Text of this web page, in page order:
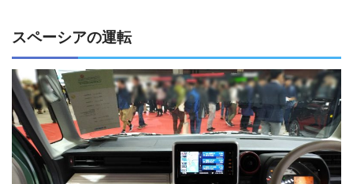
スペーシアの運転